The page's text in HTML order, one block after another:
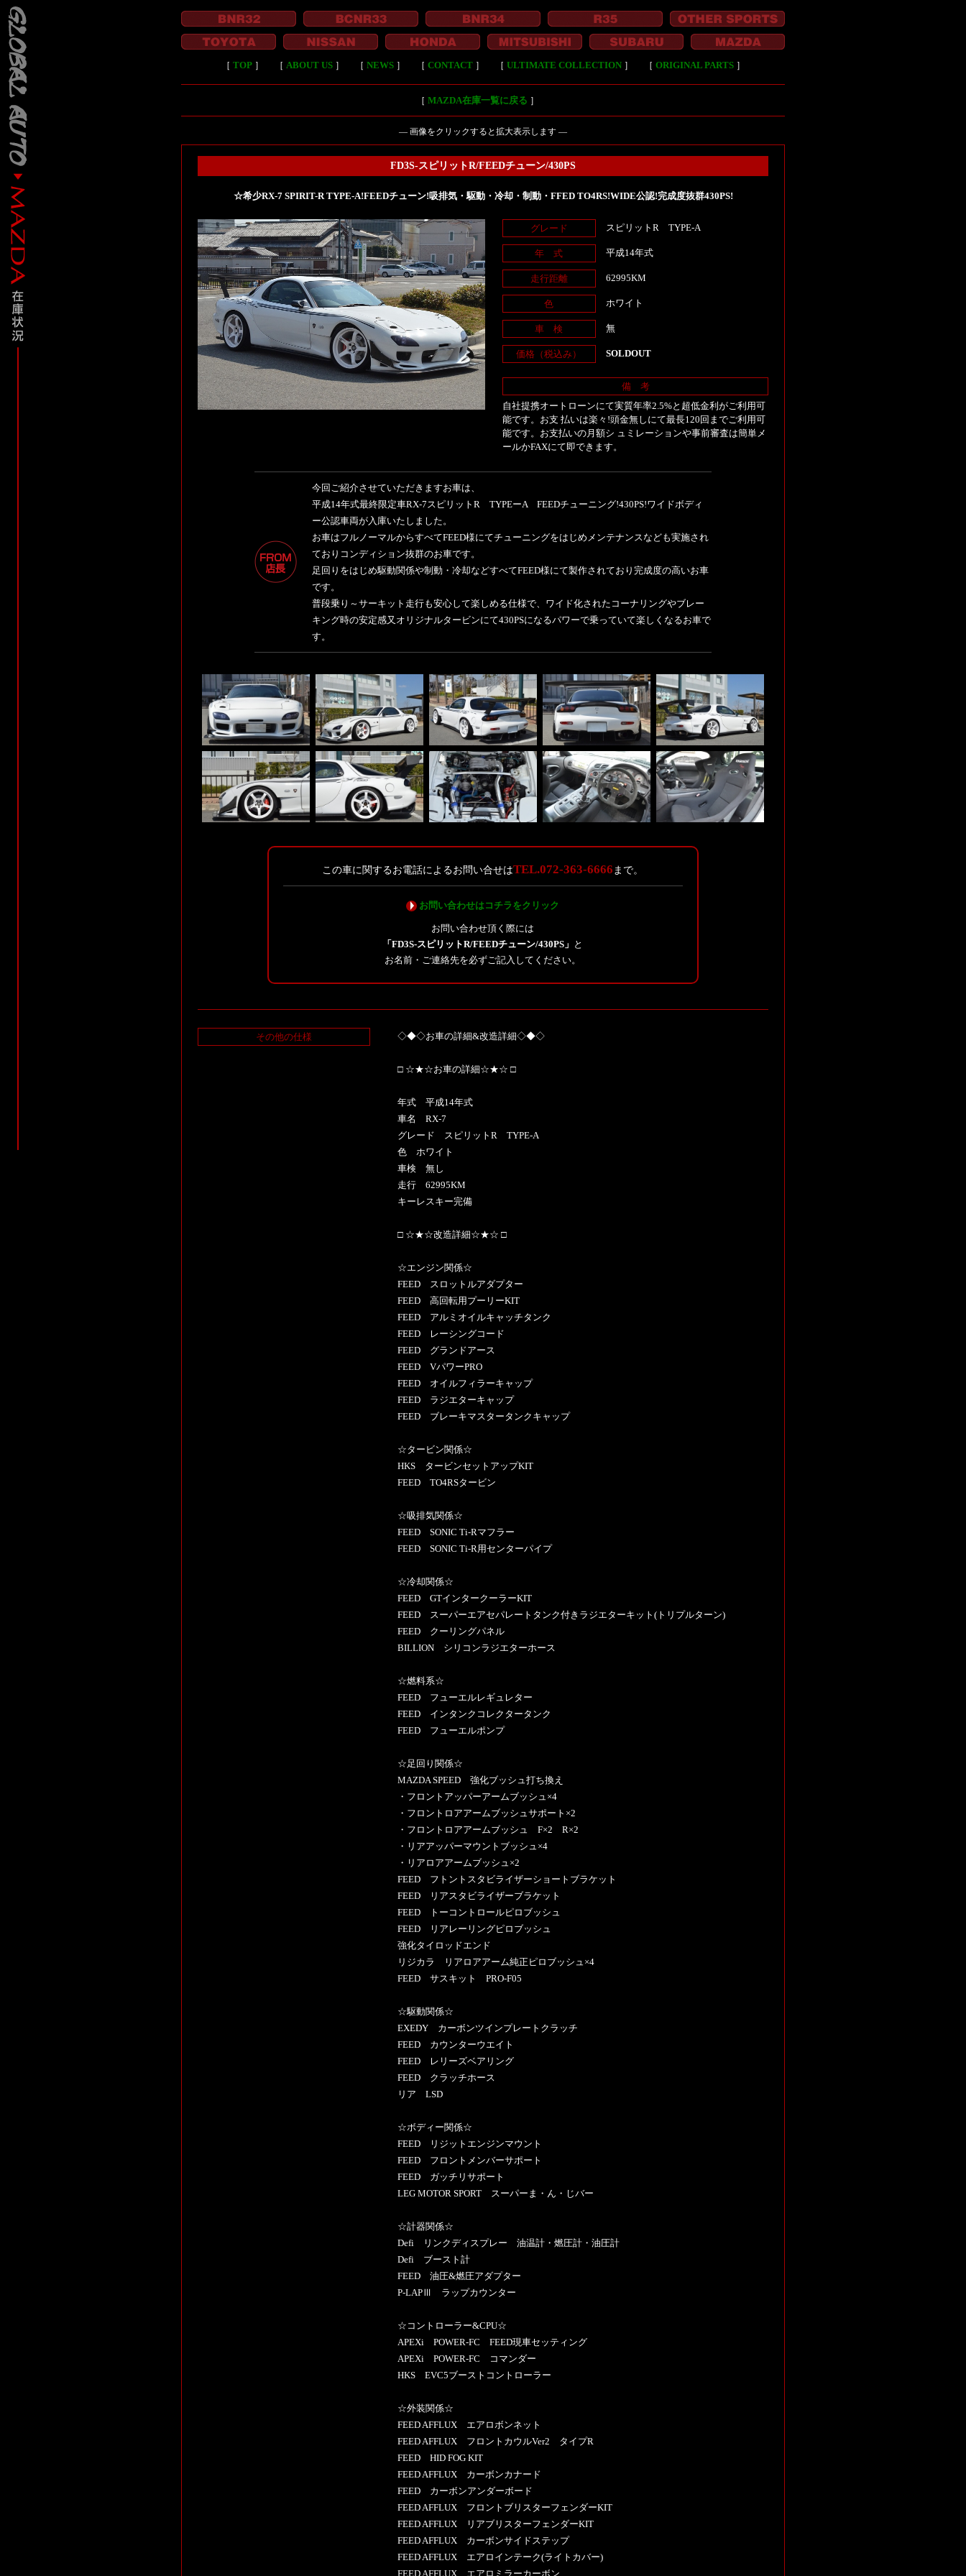
［ TOP］ ［ ABOUT US］ ［ NEWS］ ［ CONTACT］ ［ ULTIMATE COLLECTION］ ［ ORIGINAL PARTS］
［ MAZDA在庫一覧に戻る ］
― 画像をクリックすると拡大表示します ―
FD3S-スピリットR/FEEDチューン/430PS
☆希少RX-7 SPIRIT-R TYPE-A!FEEDチューン!吸排気・駆動・冷却・制動・FFED TO4RS!WIDE公認!完成度抜群430PS!
グレード スピリットR TYPE-A
年 式 平成14年式
走行距離 62995KM
色 ホワイト
車 検 無
価格（税込み） SOLDOUT
備 考
自社提携オートローンにて実質年率2.5%と超低金利がご利用可
能です。お支 払いは楽々!頭金無しにて最長120回までご利用可
能です。お支払いの月額シ ュミレーションや事前審査は簡単メ
ールかFAXにて即できます。
今回ご紹介させていただきますお車は、
平成14年式最終限定車RX-7スピリットR TYPEーA FEEDチューニング!430PS!ワイドボディ
ー公認車両が入庫いたしました。
お車はフルノーマルからすべてFEED様にてチューニングをはじめメンテナンスなども実施され
ておりコンディション抜群のお車です。
足回りをはじめ駆動関係や制動・冷却などすべてFEED様にて製作されており完成度の高いお車
です。
普段乗り～サーキット走行も安心して楽しめる仕様で、ワイド化されたコーナリングやブレー
キング時の安定感又オリジナルタービンにて430PSになるパワーで乗っていて楽しくなるお車で
す。
この車に関するお電話によるお問い合せはTEL.072-363-6666 まで。
お問い合わせはコチラをクリック
お問い合わせ頂く際には
「FD3S-スピリットR/FEEDチューン/430PS」 と
お名前・ご連絡先を必ずご記入してください。
その他の仕様 ◇◆◇お車の詳細&改造詳細◇◆◇
□ ☆★☆お車の詳細☆★☆ □
年式 平成14年式
車名 RX-7
グレード スピリットR TYPE-A
色 ホワイト
車検 無し
走行 62995KM
キーレスキー完備
□ ☆★☆改造詳細☆★☆ □
☆エンジン関係☆
FEED スロットルアダプター
FEED 高回転用プーリーKIT
FEED アルミオイルキャッチタンク
FEED レーシングコード
FEED グランドアース
FEED VパワーPRO
FEED オイルフィラーキャップ
FEED ラジエターキャップ
FEED ブレーキマスタータンクキャップ
☆タービン関係☆
HKS タービンセットアップKIT
FEED TO4RSタービン
☆吸排気関係☆
FEED SONIC Ti-Rマフラー
FEED SONIC Ti-R用センターパイプ
☆冷却関係☆
FEED GTインタークーラーKIT
FEED スーパーエアセパレートタンク付きラジエターキット(トリプルターン)
FEED クーリングパネル
BILLION シリコンラジエターホース
☆燃料系☆
FEED フューエルレギュレター
FEED インタンクコレクタータンク
FEED フューエルポンプ
☆足回り関係☆
MAZDA SPEED 強化ブッシュ打ち換え
・フロントアッパーアームブッシュ×4
・フロントロアアームブッシュサポート×2
・フロントロアアームブッシュ F×2 R×2
・リアアッパーマウントブッシュ×4
・リアロアアームブッシュ×2
FEED フトントスタビライザーショートブラケット
FEED リアスタビライザーブラケット
FEED トーコントロールピロブッシュ
FEED リアレーリングピロブッシュ
強化タイロッドエンド
リジカラ リアロアアーム純正ピロブッシュ×4
FEED サスキット PRO-F05
☆駆動関係☆
EXEDY カーボンツインプレートクラッチ
FEED カウンターウエイト
FEED レリーズベアリング
FEED クラッチホース
リア LSD
☆ボディー関係☆
FEED リジットエンジンマウント
FEED フロントメンバーサポート
FEED ガッチリサポート
LEG MOTOR SPORT スーパーま・ん・じバー
☆計器関係☆
Defi リンクディスプレー 油温計・燃圧計・油圧計
Defi ブースト計
FEED 油圧&燃圧アダプター
P-LAPⅢ ラップカウンター
☆コントローラー&CPU☆
APEXi POWER-FC FEED現車セッティング
APEXi POWER-FC コマンダー
HKS EVC5ブーストコントローラー
☆外装関係☆
FEED AFFLUX エアロボンネット
FEED AFFLUX フロントカウルVer2 タイプR
FEED HID FOG KIT
FEED AFFLUX カーボンカナード
FEED カーボンアンダーボード
FEED AFFLUX フロントブリスターフェンダーKIT
FEED AFFLUX リアブリスターフェンダーKIT
FEED AFFLUX カーボンサイドステップ
FEED AFFLUX エアロインテーク(ライトカバー)
FEED AFFLUX エアロミラーカーボン